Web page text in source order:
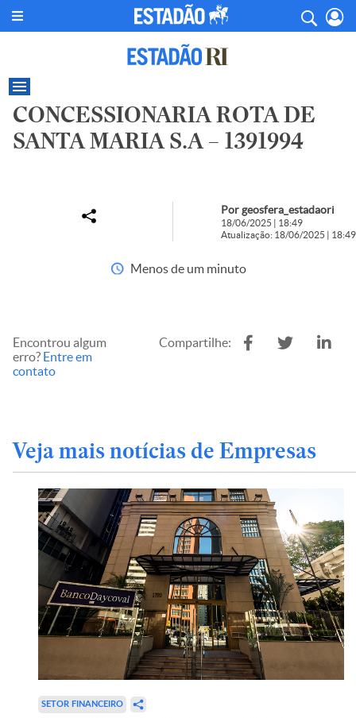
CONCESSIONARIA ROTA DE
SANTA MARIA S.A – 1391994
Por geosfera_estadaori
18/06/2025 | 18:49
Atualização: 18/06/2025 | 18:49
Menos de um minuto
Encontrou algum
erro? Entre em
contato
Compartilhe:
Veja mais notícias de Empresas
SETOR FINANCEIRO